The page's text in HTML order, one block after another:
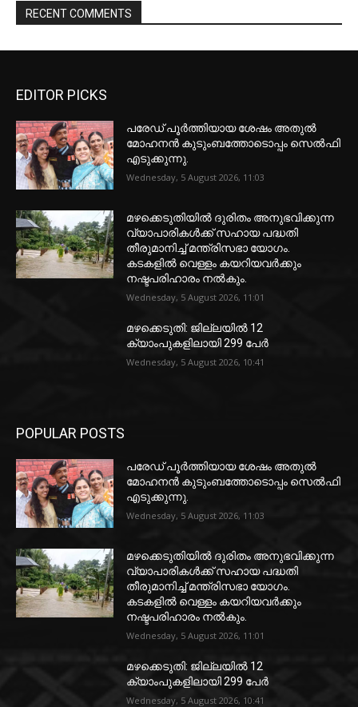
RECENT COMMENTS
EDITOR PICKS
പരേഡ് പൂര്‍ത്തിയായ ശേഷം അതുൽ
മോഹനൻ കുടുംബത്തോടൊപ്പം സെൽഫി
എടുക്കുന്നു.
Wednesday, 5 August 2026, 11:03
മഴക്കെടുതിയിൽ ദുരിതം അനുഭവിക്കുന്ന
വ്യാപാരികൾക്ക് സഹായ പദ്ധതി
തീരുമാനിച്ച് മന്ത്രിസഭാ യോഗം.
കടകളിൽ വെള്ളം കയറിയവർക്കും
നഷ്ടപരിഹാരം നൽകും.
Wednesday, 5 August 2026, 11:01
മഴക്കെടുതി: ജില്ലയിൽ 12
ക്യാംപുകളിലായി 299 പേർ
Wednesday, 5 August 2026, 10:41
POPULAR POSTS
പരേഡ് പൂര്‍ത്തിയായ ശേഷം അതുൽ
മോഹനൻ കുടുംബത്തോടൊപ്പം സെൽഫി
എടുക്കുന്നു.
Wednesday, 5 August 2026, 11:03
മഴക്കെടുതിയിൽ ദുരിതം അനുഭവിക്കുന്ന
വ്യാപാരികൾക്ക് സഹായ പദ്ധതി
തീരുമാനിച്ച് മന്ത്രിസഭാ യോഗം.
കടകളിൽ വെള്ളം കയറിയവർക്കും
നഷ്ടപരിഹാരം നൽകും.
Wednesday, 5 August 2026, 11:01
മഴക്കെടുതി: ജില്ലയിൽ 12
ക്യാംപുകളിലായി 299 പേർ
Wednesday, 5 August 2026, 10:41